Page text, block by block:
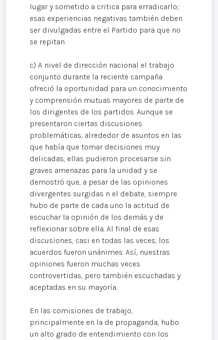
lugar y sometido a critica para erradicarlo;
esas experiencias negativas también deben
ser divulgadas entre el Partido para que no
se repitan.
c) A nivel de dirección nacional el trabajo.
conjunto durante la reciente campaña
ofreció la oportunidad para un conocimiento
y comprensión mutuas mayores de parte de
los dirigentes de los partidos. Aunque se
presentaron ciertas discusiones
problemáticas, alrededor de asuntos en las
que había que tomar decisiones muy
delicadas, ellas pudieron procesarse sin
graves amenazas para la unidad y se
demostró que, a pesar de las opiniones
divergentes surgidas n el debate, siempre
hubo de parte de cada uno la actitud de
escuchar la opinión de los demás y de
reflexionar sobre ella. Al final de esas
discusiones, casi en todas las veces, los
acuerdos fueron unánimes. Así, nuestras
opiniones fueron muchas veces
controvertidas, pero también escuchadas y
aceptadas en su mayoría.
En las comisiones de trabajo,
principalmente en la de propaganda, hubo
un alto grado de entendimiento con los